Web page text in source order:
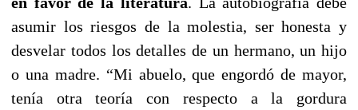
asumir los riesgos de la molestia, ser honesta y
desvelar todos los detalles de un hermano, un hijo
o una madre. “Mi abuelo, que engordó de mayor,
tenía otra teoría con respecto a la gordura